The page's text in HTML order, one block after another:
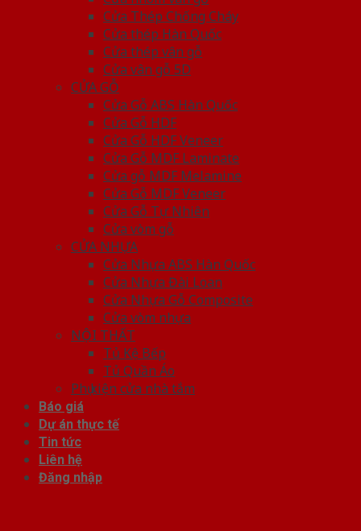
Cửa Thép Chống Cháy
Cửa thép Hàn Quốc
Cửa thép vân gỗ
Cửa vân gỗ 5D
CỬA GỖ
Cửa Gỗ ABS Hàn Quốc
Cửa Gỗ HDF
Cửa Gỗ HDF Veneer
Cửa Gỗ MDF Laminate
Cửa gỗ MDF Melamine
Cửa Gỗ MDF Veneer
Cửa Gỗ Tự Nhiên
Cửa vòm gỗ
CỬA NHỰA
Cửa Nhựa ABS Hàn Quốc
Cửa Nhựa Đài Loan
Cửa Nhựa Gỗ Composite
Cửa vòm nhựa
NỘI THẤT
Tủ Kệ Bếp
Tủ Quần Áo
Phụ kiện cửa nhà tắm
Báo giá
Dự án thực tế
Tin tức
Liên hệ
Đăng nhập